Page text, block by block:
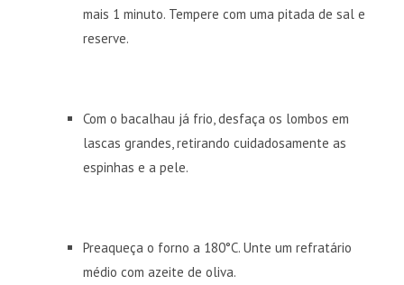
mais 1 minuto. Tempere com uma pitada de sal e
reserve.
Com o bacalhau já frio, desfaça os lombos em
lascas grandes, retirando cuidadosamente as
espinhas e a pele.
Preaqueça o forno a 180°C. Unte um refratário
médio com azeite de oliva.